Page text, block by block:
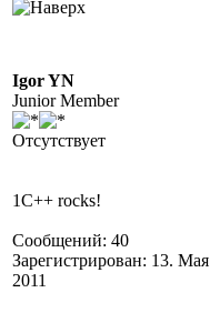
Igor YN
Junior Member
Отсутствует
1C++ rocks!
Сообщений: 40
Зарегистрирован: 13. Мая
2011